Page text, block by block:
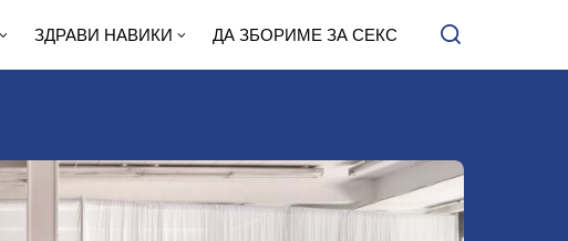
ЗДРАВИ НАВИКИ ДА ЗБОРИМЕ ЗА СЕКС